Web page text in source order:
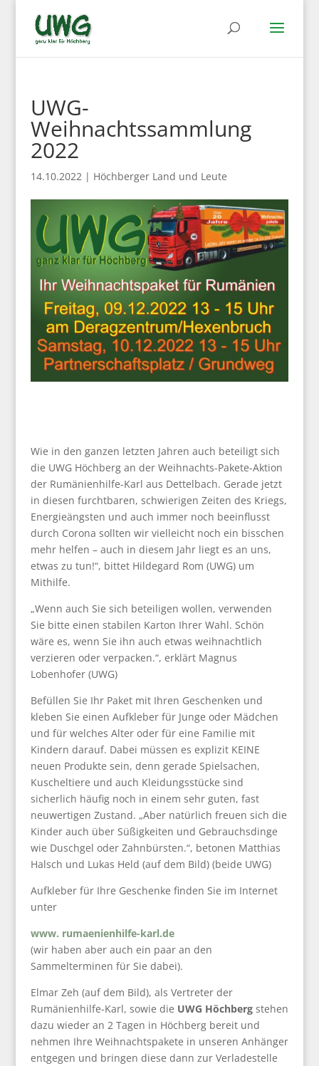
UWG-
Weihnachtssammlung
2022
14.10.2022| Höchberger Land und Leute
Wie in den ganzen letzten Jahren auch beteiligt sich
die UWG Höchberg an der Weihnachts-Pakete-Aktion
der Rumänienhilfe-Karl aus Dettelbach. Gerade jetzt
in diesen furchtbaren, schwierigen Zeiten des Kriegs,
Energieängsten und auch immer noch beeinflusst
durch Corona sollten wir vielleicht noch ein bisschen
mehr helfen – auch in diesem Jahr liegt es an uns,
etwas zu tun!“, bittet Hildegard Rom (UWG) um
Mithilfe.
„Wenn auch Sie sich beteiligen wollen, verwenden
Sie bitte einen stabilen Karton Ihrer Wahl. Schön
wäre es, wenn Sie ihn auch etwas weihnachtlich
verzieren oder verpacken.“, erklärt Magnus
Lobenhofer (UWG)
Befüllen Sie Ihr Paket mit Ihren Geschenken und
kleben Sie einen Aufkleber für Junge oder Mädchen
und für welches Alter oder für eine Familie mit
Kindern darauf. Dabei müssen es explizit KEINE
neuen Produkte sein, denn gerade Spielsachen,
Kuscheltiere und auch Kleidungsstücke sind
sicherlich häufig noch in einem sehr guten, fast
neuwertigen Zustand. „Aber natürlich freuen sich die
Kinder auch über Süßigkeiten und Gebrauchsdinge
wie Duschgel oder Zahnbürsten.“, betonen Matthias
Halsch und Lukas Held (auf dem Bild) (beide UWG)
Aufkleber für Ihre Geschenke finden Sie im Internet
unter
www. rumaenienhilfe-karl.de
(wir haben aber auch ein paar an den
Sammelterminen für Sie dabei).
Elmar Zeh (auf dem Bild), als Vertreter der
Rumänienhilfe-Karl, sowie die UWG Höchbergstehen
dazu wieder an 2 Tagen in Höchberg bereit und
nehmen Ihre Weihnachtspakete in unseren Anhänger
entgegen und bringen diese dann zur Verladestelle